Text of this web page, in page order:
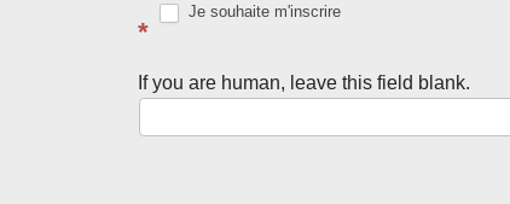
avec
la
Newsletter
*
Je souhaite m'inscrire
If you are human, leave this field blank.